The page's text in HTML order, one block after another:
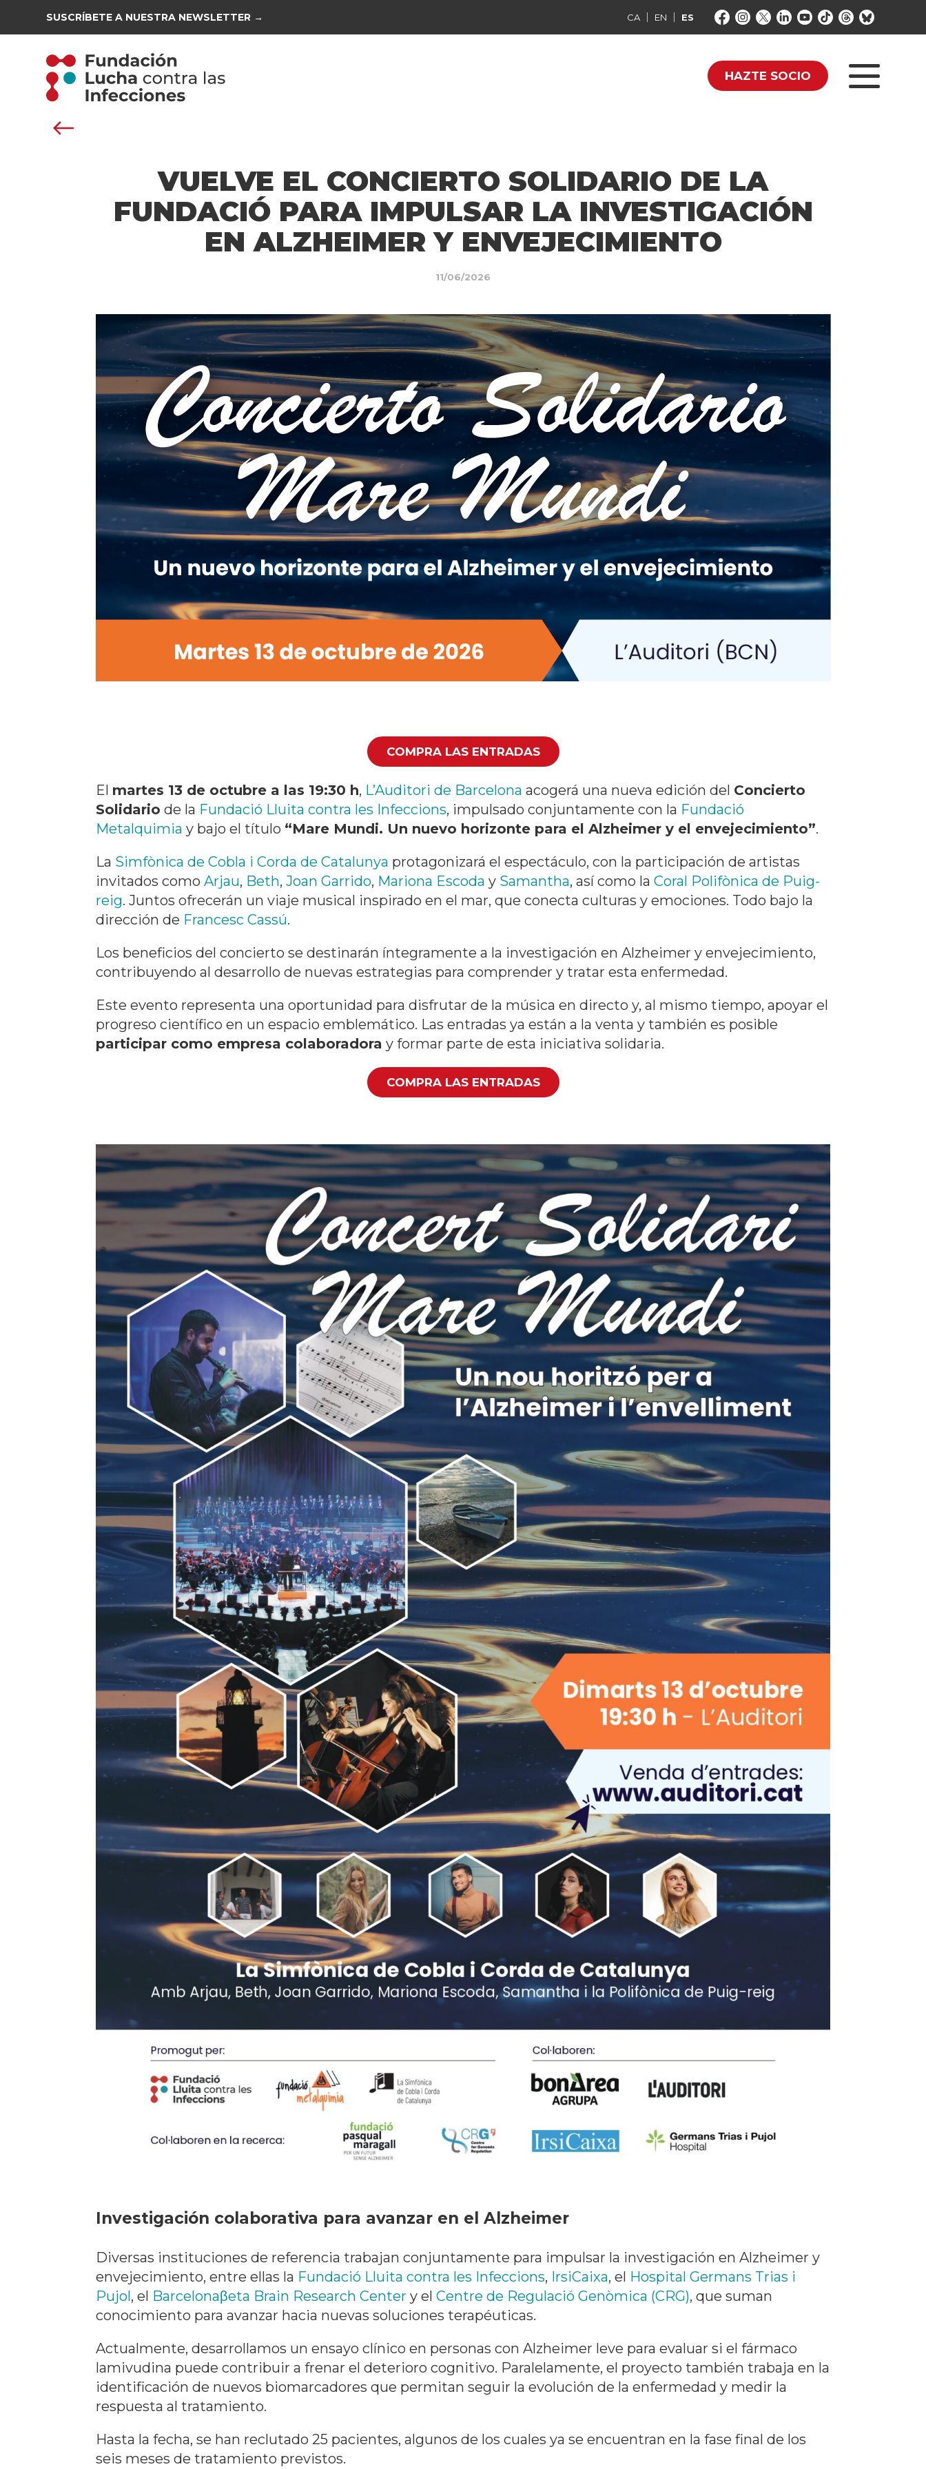
SUSCRÍBETE A NUESTRA NEWSLETTER → CA EN ES
HAZTE SOCIO
VUELVE EL CONCIERTO SOLIDARIO DE LA
FUNDACIÓ PARA IMPULSAR LA INVESTIGACIÓN
EN ALZHEIMER Y ENVEJECIMIENTO
11/06/2026
COMPRA LAS ENTRADAS
El martes 13 de octubre a las 19:30 h, L’Auditori de Barcelona acogerá una nueva edición del Concierto
Solidario de la Fundació Lluita contra les Infeccions, impulsado conjuntamente con la Fundació
Metalquimia y bajo el título “Mare Mundi. Un nuevo horizonte para el Alzheimer y el envejecimiento”.
La Simfònica de Cobla i Corda de Catalunya protagonizará el espectáculo, con la participación de artistas
invitados comoArjau, Beth,Joan Garrido, Mariona Escoda y Samantha, así como laCoral Polifònica de Puig-
reig. Juntos ofrecerán un viaje musical inspirado en el mar, que conecta culturas y emociones. Todo bajo la
dirección de Francesc Cassú.
Los beneficios del concierto se destinarán íntegramente a la investigación en Alzheimer y envejecimiento,
contribuyendo al desarrollo de nuevas estrategias para comprender y tratar esta enfermedad.
Este evento representa una oportunidad para disfrutar de la música en directo y, al mismo tiempo, apoyar el
progreso científico en un espacio emblemático. Las entradas ya están a la venta y también es posible
participar como empresa colaboradora y formar parte de esta iniciativa solidaria.
COMPRA LAS ENTRADAS
Investigación colaborativa para avanzar en el Alzheimer
Diversas instituciones de referencia trabajan conjuntamente para impulsar la investigación en Alzheimer y
envejecimiento, entre ellas la Fundació Lluita contra les Infeccions, IrsiCaixa, el Hospital Germans Trias i
Pujol, el Barcelonaβeta Brain Research Center y elCentre de Regulació Genòmica (CRG), que suman
conocimiento para avanzar hacia nuevas soluciones terapéuticas.
Actualmente, desarrollamos un ensayo clínico en personas con Alzheimer leve para evaluar si el fármaco
lamivudina puede contribuir a frenar el deterioro cognitivo. Paralelamente, el proyecto también trabaja en la
identificación de nuevos biomarcadores que permitan seguir la evolución de la enfermedad y medir la
respuesta al tratamiento.
Hasta la fecha, se han reclutado 25 pacientes, algunos de los cuales ya se encuentran en la fase final de los
seis meses de tratamiento previstos.